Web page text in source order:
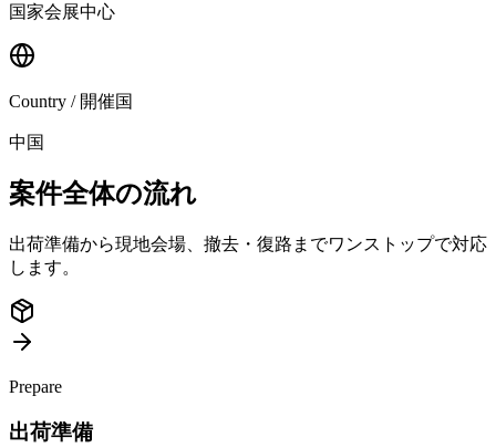
国家会展中心
Country / 開催国
中国
案件全体の流れ
出荷準備から現地会場、撤去・復路までワンストップで対応
します。
Prepare
出荷準備